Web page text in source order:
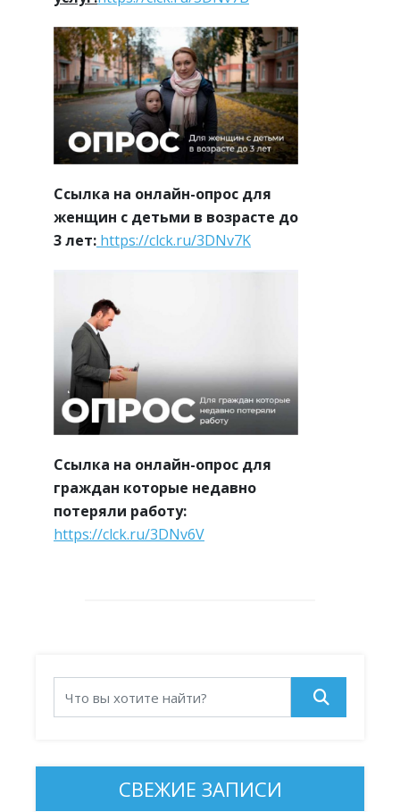
Ссылка на онлайн-опрос для
женщин с детьми в возрасте до
3 лет: https://clck.ru/3DNv7K
Ссылка на онлайн-опрос для
граждан которые недавно
потеряли работу:
https://clck.ru/3DNv6V
СВЕЖИЕ ЗАПИСИ